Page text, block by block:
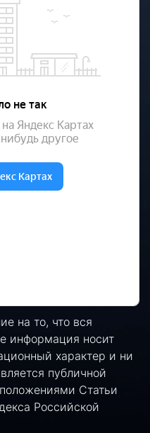
на то, что вся
информация носит
характер и ни
публичной
Статьи
Российской